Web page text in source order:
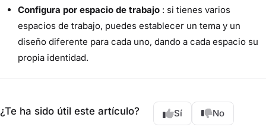
Configura por espacio de trabajo : si tienes varios
espacios de trabajo, puedes establecer un tema y un
diseño diferente para cada uno, dando a cada espacio su
propia identidad.
¿Te ha sido útil este artículo? Sí No